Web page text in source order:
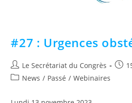
#27 : Urgences
Le Secrétariat du Congrès
News / Passé / Webinaires